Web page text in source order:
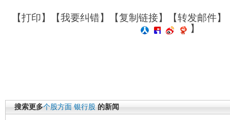
【打印】【我要纠错】【复制链接】【转发邮件】
】
搜索更多个股方面 银行股 的新闻